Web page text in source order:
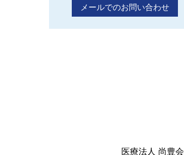
メールでのお問い合わせ
医療法人 尚豊会